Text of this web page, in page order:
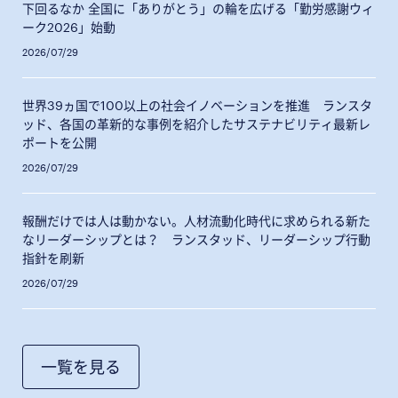
下回るなか 全国に「ありがとう」の輪を広げる「勤労感謝ウィ
ーク2026」始動
2026/07/29
世界39ヵ国で100以上の社会イノベーションを推進 ランスタ
ッド、各国の革新的な事例を紹介したサステナビリティ最新レ
ポートを公開
2026/07/29
報酬だけでは人は動かない。人材流動化時代に求められる新た
なリーダーシップとは？ ランスタッド、リーダーシップ行動
指針を刷新
2026/07/29
一覧を見る